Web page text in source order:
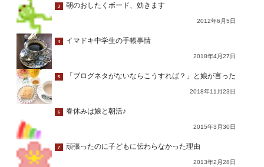
3 朝のおしたくボード、効きます
2012年6月5日
4 イマドキ中学生の手帳事情
2018年4月27日
5 「ブログネタがないならこうすれば？」と娘が言った
2018年11月23日
6 春休みは娘と朝活♪
2015年3月30日
7 頑張ったのに子どもに伝わらなかった理由
2013年2月28日